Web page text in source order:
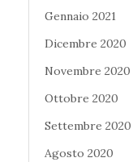
Gennaio 2021
Dicembre 2020
Novembre 2020
Ottobre 2020
Settembre 2020
Agosto 2020